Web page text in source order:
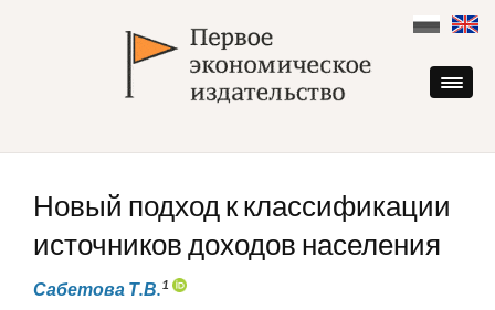
content
Новый подход к классификации
источников доходов населения
Сабетова Т.В.1